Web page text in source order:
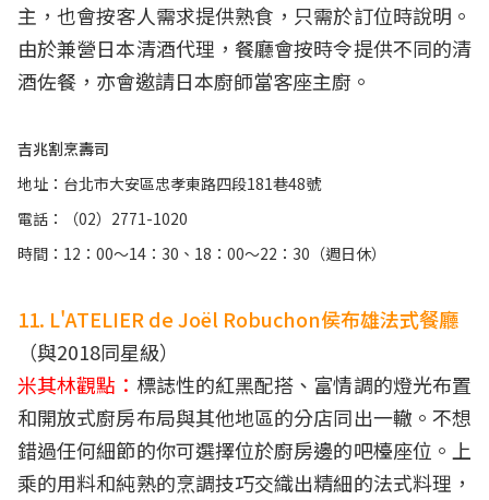
主，也會按客人需求提供熟食，只需於訂位時說明。
由於兼營日本清酒代理，餐廳會按時令提供不同的清
酒佐餐，亦會邀請日本廚師當客座主廚。
吉兆割烹壽司
地址：台北市大安區忠孝東路四段181巷48號
電話：（02）2771-1020
時間：12：00～14：30、18：00～22：30（週日休）
11. L'ATELIER de Joël Robuchon侯布雄法式餐廳
（與2018同星級）
米其林觀點： 標誌性的紅黑配搭、富情調的燈光布置
和開放式廚房布局與其他地區的分店同出一轍。不想
錯過任何細節的你可選擇位於廚房邊的吧檯座位。上
乘的用料和純熟的烹調技巧交織出精細的法式料理，